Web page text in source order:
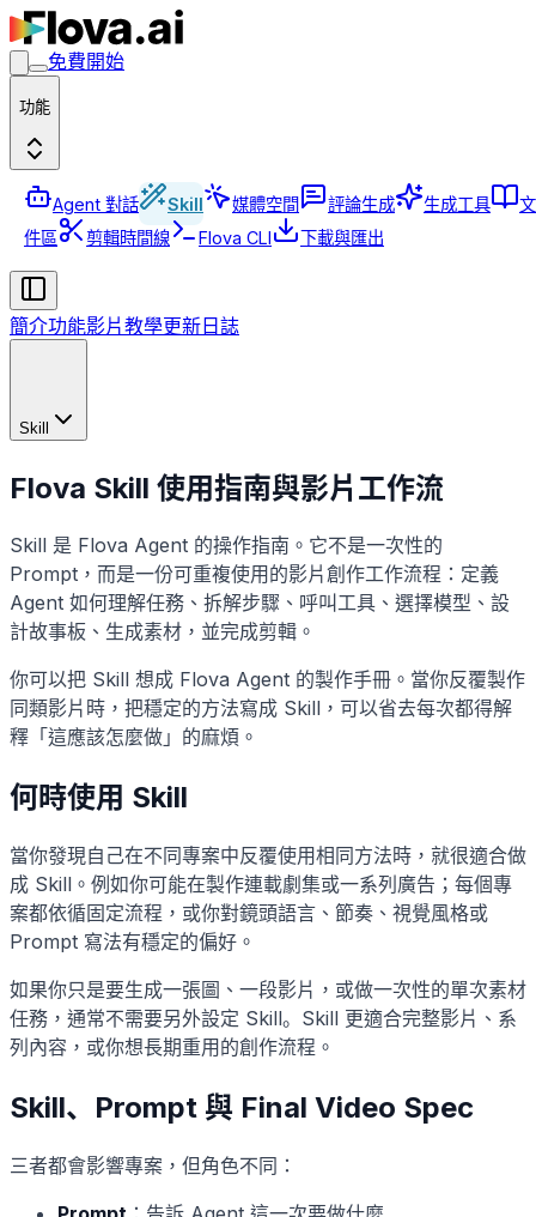
免費開始
功能
Agent 對話 Skill 媒體空間 評論生成 生成工具
文
件區
剪輯時間線 Flova CLI 下載與匯出
簡介功能影片教學更新日誌
Skill
Flova Skill 使用指南與影片工作流
Skill 是 Flova Agent 的操作指南。它不是一次性的
Prompt，而是一份可重複使用的影片創作工作流程：定義
Agent 如何理解任務、拆解步驟、呼叫工具、選擇模型、設
計故事板、生成素材，並完成剪輯。
你可以把 Skill 想成 Flova Agent 的製作手冊。當你反覆製作
同類影片時，把穩定的方法寫成 Skill，可以省去每次都得解
釋「這應該怎麼做」的麻煩。
何時使用 Skill
當你發現自己在不同專案中反覆使用相同方法時，就很適合做
成 Skill。例如你可能在製作連載劇集或一系列廣告；每個專
案都依循固定流程，或你對鏡頭語言、節奏、視覺風格或
Prompt 寫法有穩定的偏好。
如果你只是要生成一張圖、一段影片，或做一次性的單次素材
任務，通常不需要另外設定 Skill。Skill 更適合完整影片、系
列內容，或你想長期重用的創作流程。
Skill、Prompt 與 Final Video Spec
三者都會影響專案，但角色不同：